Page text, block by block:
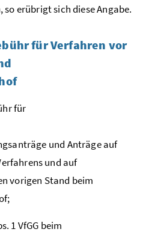
erübrigt sich diese Angabe.
für Verfahren vor
für
und Anträge auf
und auf
vorigen Stand beim
1VfGG beim